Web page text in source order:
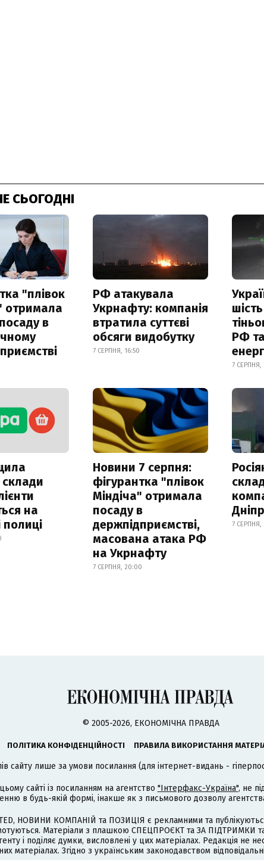
СЬОГОДНІ
"плівок
отримала
в
РФ атакувала
Укрнафту: компанія
втратила суттєві
обсяги видобутку
7 СЕРПНЯ, 16:50
РФ
7 СЕРПНЯ,
на
Новини 7 серпня:
фігурантка "плівок
Міндіча" отримала
посаду в
держпідприємстві,
масована атака РФ
на Укрнафту
7 СЕРПНЯ, 20:00
7 СЕРПНЯ,
© 2005-2026, ЕКОНОМІЧНА ПРАВДА
ПОЛІТИКА КОНФІДЕНЦІЙНОСТІ ПРАВИЛА ВИКОРИСТАННЯ
сайту лише за умови посилання (для інтернет-видань -
сайті із посиланням на агентство "Інтерфакс-Україна", не
в будь-якій формі, інакше як з письмового дозволу
НОВИНИ КОМПАНІЙ та ПОЗИЦІЯ є рекламними та
Матеріали з плашкою СПЕЦПРОЄКТ та ЗА ПІДТРИМКИ
і поділяє думки, висловлені у цих матеріалах. Редакція не
матеріалах. Згідно з українським законодавством